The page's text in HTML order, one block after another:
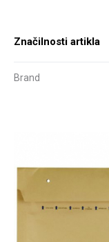
Značilnosti artikla
Brand